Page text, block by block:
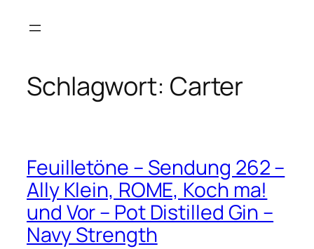
Inhalt
Schlagwort: Carter
Feuilletöne – Sendung 262 –
Ally Klein, ROME, Koch ma!
und Vor – Pot Distilled Gin –
Navy Strength